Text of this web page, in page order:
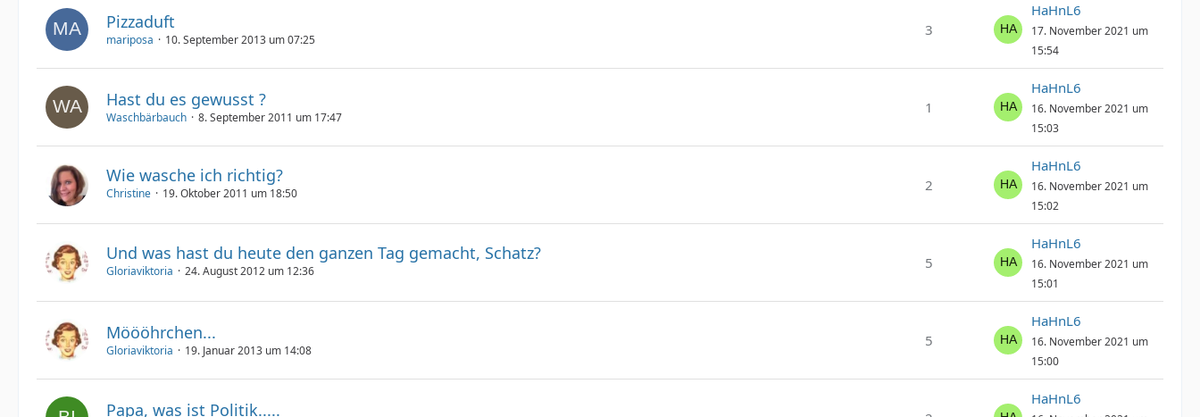
Pizzaduft
mariposa 10. September 2013 um 07:25
3
HaHnL6
17. November 2021 um
15:54
Hast du es gewusst ?
Waschbärbauch 8. September 2011 um 17:47
1
HaHnL6
16. November 2021 um
15:03
Wie wasche ich richtig?
Christine 19. Oktober 2011 um 18:50 2
HaHnL6
16. November 2021 um
15:02
Und was hast du heute den ganzen Tag gemacht, Schatz?
Gloriaviktoria 24. August 2012 um 12:36 5
HaHnL6
16. November 2021 um
15:01
Möööhrchen...
Gloriaviktoria 19. Januar 2013 um 14:08
5
HaHnL6
16. November 2021 um
15:00
Papa, was ist Politik.....
HaHnL6